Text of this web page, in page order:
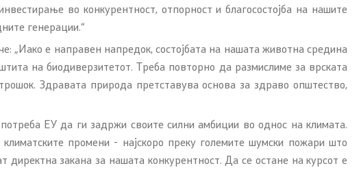
во конкурентност, отпорност и благосостојба на нашите
генерации.“
„Иако е направен напредок, состојбата на нашата животна средина
на биодиверзитетот. Треба повторно да размислиме за врската
Здравата природа претставува основа за здраво општество,
ЕУ да ги задржи своите силни амбиции во однос на климата.
промени - најскоро преку големите шумски пожари што
закана за нашата конкурентност. Да се остане на курсот е